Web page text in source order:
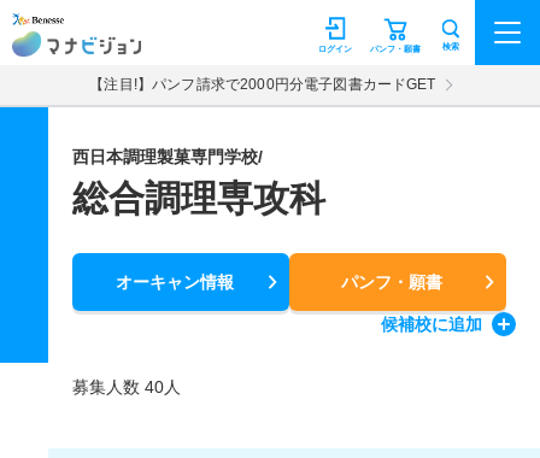
マナビジョン パンフ・願書
ログイン 検索
【注目!】パンフ請求で2000円分電子図書カードGET
西日本調理製菓専門学校/
総合調理専攻科
オーキャン情報 パンフ・願書
候補校に追加
募集人数 40人